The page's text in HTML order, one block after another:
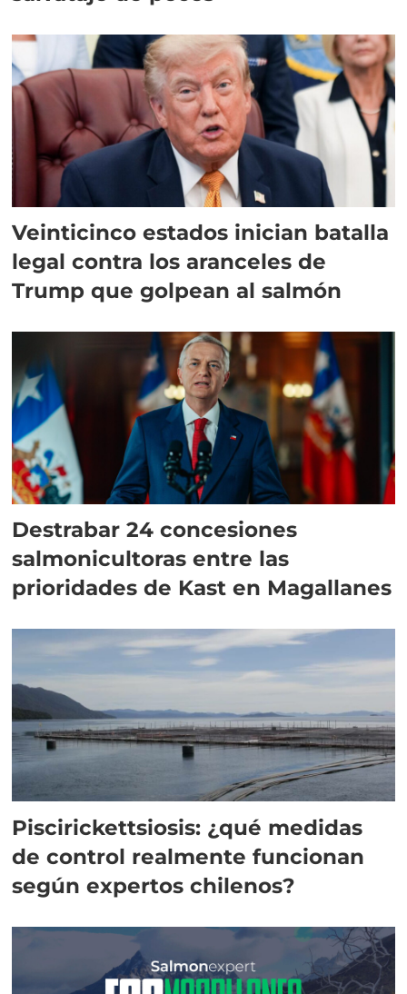
Veinticinco estados inician batalla
legal contra los aranceles de
Trump que golpean al salmón
Destrabar 24 concesiones
salmonicultoras entre las
prioridades de Kast en Magallanes
Piscirickettsiosis: ¿qué medidas
de control realmente funcionan
según expertos chilenos?